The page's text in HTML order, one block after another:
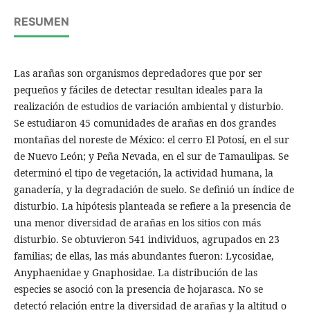
RESUMEN
Las arañas son organismos depredadores que por ser
pequeños y fáciles de detectar resultan ideales para la
realización de estudios de variación ambiental y disturbio.
Se estudiaron 45 comunidades de arañas en dos grandes
montañas del noreste de México: el cerro El Potosí, en el sur
de Nuevo León; y Peña Nevada, en el sur de Tamaulipas. Se
determinó el tipo de vegetación, la actividad humana, la
ganadería, y la degradación de suelo. Se definió un índice de
disturbio. La hipótesis planteada se refiere a la presencia de
una menor diversidad de arañas en los sitios con más
disturbio. Se obtuvieron 541 individuos, agrupados en 23
familias; de ellas, las más abundantes fueron: Lycosidae,
Anyphaenidae y Gnaphosidae. La distribución de las
especies se asoció con la presencia de hojarasca. No se
detectó relación entre la diversidad de arañas y la altitud o